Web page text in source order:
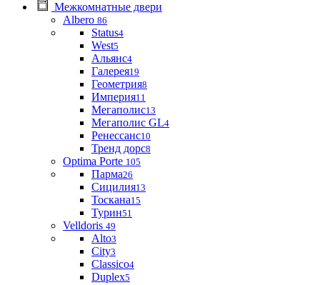
Межкомнатные двери
Albero 86
Status4
West5
Альянс4
Галерея19
Геометрия8
Империя11
Мегаполис13
Мегаполис GL4
Ренессанс10
Тренд дорс8
Optima Porte 105
Парма26
Сицилия13
Тоскана15
Турин51
Velldoris 49
Alto3
City3
Classico4
Duplex5